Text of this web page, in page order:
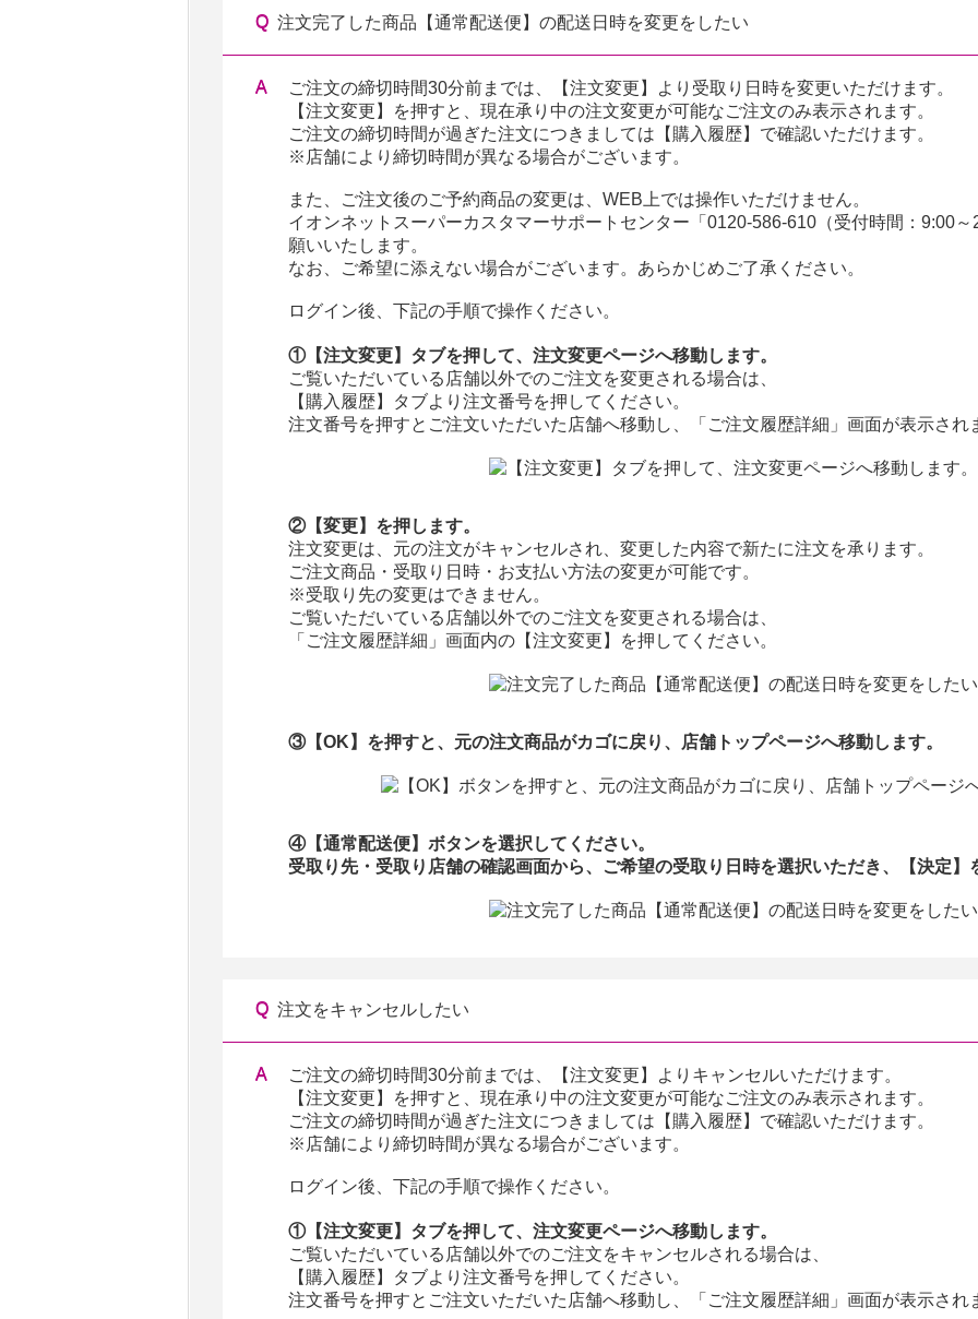
注文完了した商品【通常配送便】の配送日時を変更をしたい
ご注文の締切時間30分前までは、【注文変更】より受取り日時を変更いただけます。
【注文変更】を押すと、現在承り中の注文変更が可能なご注文のみ表示されます。
ご注文の締切時間が過ぎた注文につきましては【購入履歴】で確認いただけます。
※店舗により締切時間が異なる場合がございます。
また、ご注文後のご予約商品の変更は、WEB上では操作いただけません。
イオンネットスーパーカスタマーサポートセンター「0120-586-610（受付時間：9:00
願いいたします。
なお、ご希望に添えない場合がございます。あらかじめご了承ください。
ログイン後、下記の手順で操作ください。
①【注文変更】タブを押して、注文変更ページへ移動します。
ご覧いただいている店舗以外でのご注文を変更される場合は、
【購入履歴】タブより注文番号を押してください。
注文番号を押すとご注文いただいた店舗へ移動し、「ご注文履歴詳細」画面が表示され
②【変更】を押します。
注文変更は、元の注文がキャンセルされ、変更した内容で新たに注文を承ります。
ご注文商品・受取り日時・お支払い方法の変更が可能です。
※受取り先の変更はできません。
ご覧いただいている店舗以外でのご注文を変更される場合は、
「ご注文履歴詳細」画面内の【注文変更】を押してください。
③【OK】を押すと、元の注文商品がカゴに戻り、店舗トップページへ移動します。
④【通常配送便】ボタンを選択してください。
受取り先・受取り店舗の確認画面から、ご希望の受取り日時を選択いただき、【決定】
注文をキャンセルしたい
ご注文の締切時間30分前までは、【注文変更】よりキャンセルいただけます。
【注文変更】を押すと、現在承り中の注文変更が可能なご注文のみ表示されます。
ご注文の締切時間が過ぎた注文につきましては【購入履歴】で確認いただけます。
※店舗により締切時間が異なる場合がございます。
ログイン後、下記の手順で操作ください。
①【注文変更】タブを押して、注文変更ページへ移動します。
ご覧いただいている店舗以外でのご注文をキャンセルされる場合は、
【購入履歴】タブより注文番号を押してください。
注文番号を押すとご注文いただいた店舗へ移動し、「ご注文履歴詳細」画面が表示され